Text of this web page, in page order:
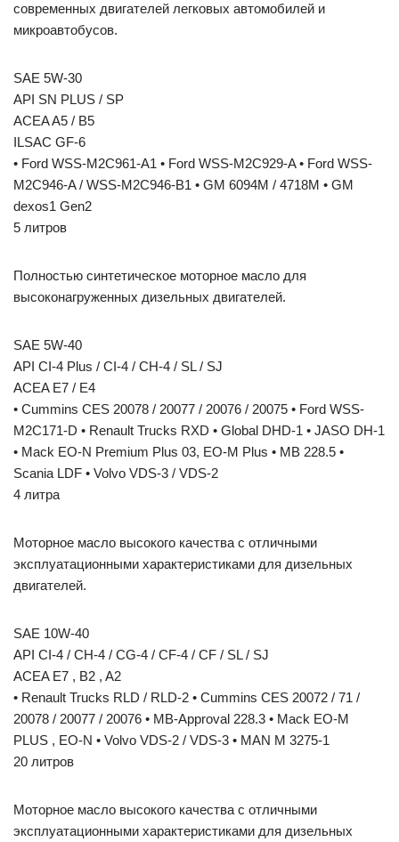
современных двигателей легковых автомобилей и
микроавтобусов.
SAE 5W-30
API SN PLUS / SP
ACEA A5 / B5
ILSAC GF-6
• Ford WSS-M2C961-A1 • Ford WSS-M2C929-A • Ford WSS-
M2C946-A / WSS-M2C946-B1 • GM 6094M / 4718M • GM
dexos1 Gen2
5 литров
Полностью синтетическое моторное масло для
высоконагруженных дизельных двигателей.
SAE 5W-40
API CI-4 Plus / CI-4 / CH-4 / SL / SJ
ACEA E7 / E4
• Cummins CES 20078 / 20077 / 20076 / 20075 • Ford WSS-
M2C171-D • Renault Trucks RXD • Global DHD-1 • JASO DH-1
• Mack EO-N Premium Plus 03, EO-M Plus • MB 228.5 •
Scania LDF • Volvo VDS-3 / VDS-2
4 литра
Моторное масло высокого качества с отличными
эксплуатационными характеристиками для дизельных
двигателей.
SAE 10W-40
API CI-4 / CH-4 / CG-4 / CF-4 / CF / SL / SJ
ACEA E7 , B2 , A2
• Renault Trucks RLD / RLD-2 • Cummins CES 20072 / 71 /
20078 / 20077 / 20076 • MB-Approval 228.3 • Mack EO-M
PLUS , EO-N • Volvo VDS-2 / VDS-3 • MAN M 3275-1
20 литров
Моторное масло высокого качества с отличными
эксплуатационными характеристиками для дизельных